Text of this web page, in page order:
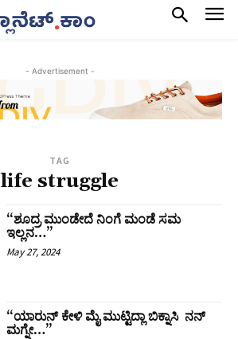
- Advertisement -
TAG
life struggle
“ಶೂದ್ರ ಮುಂಡೇದೆ ನಿಂಗೆ ಮಂಡೆ ಸಮ
ಇಲ್ಲನ…”
May 27, 2024
“ಯಾರುನ್ ಕೇಳಿ ಮೈ ಮುಟ್ಟಿದ್ಲಾ ಬಿಕ್ನಾಸಿ ನನ್
ಮಗ್ನೇ…”